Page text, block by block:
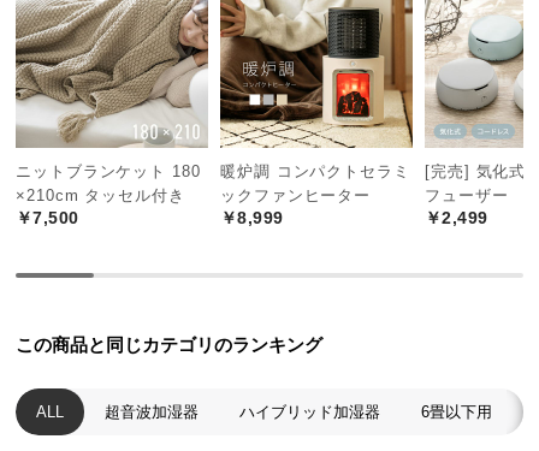
小
型
商
品
の
配
送
に
い
開
梱
設
置
ニットブランケット 180
×210cm タッセル付き
￥7,500
暖炉調 コンパクトセラミ
ックファンヒーター
￥8,999
[完売] 気化式
フューザー
￥2,499
この商品と同じカテゴリのランキング
ALL 超音波加湿器 ハイブリッド加湿器 6畳以下用